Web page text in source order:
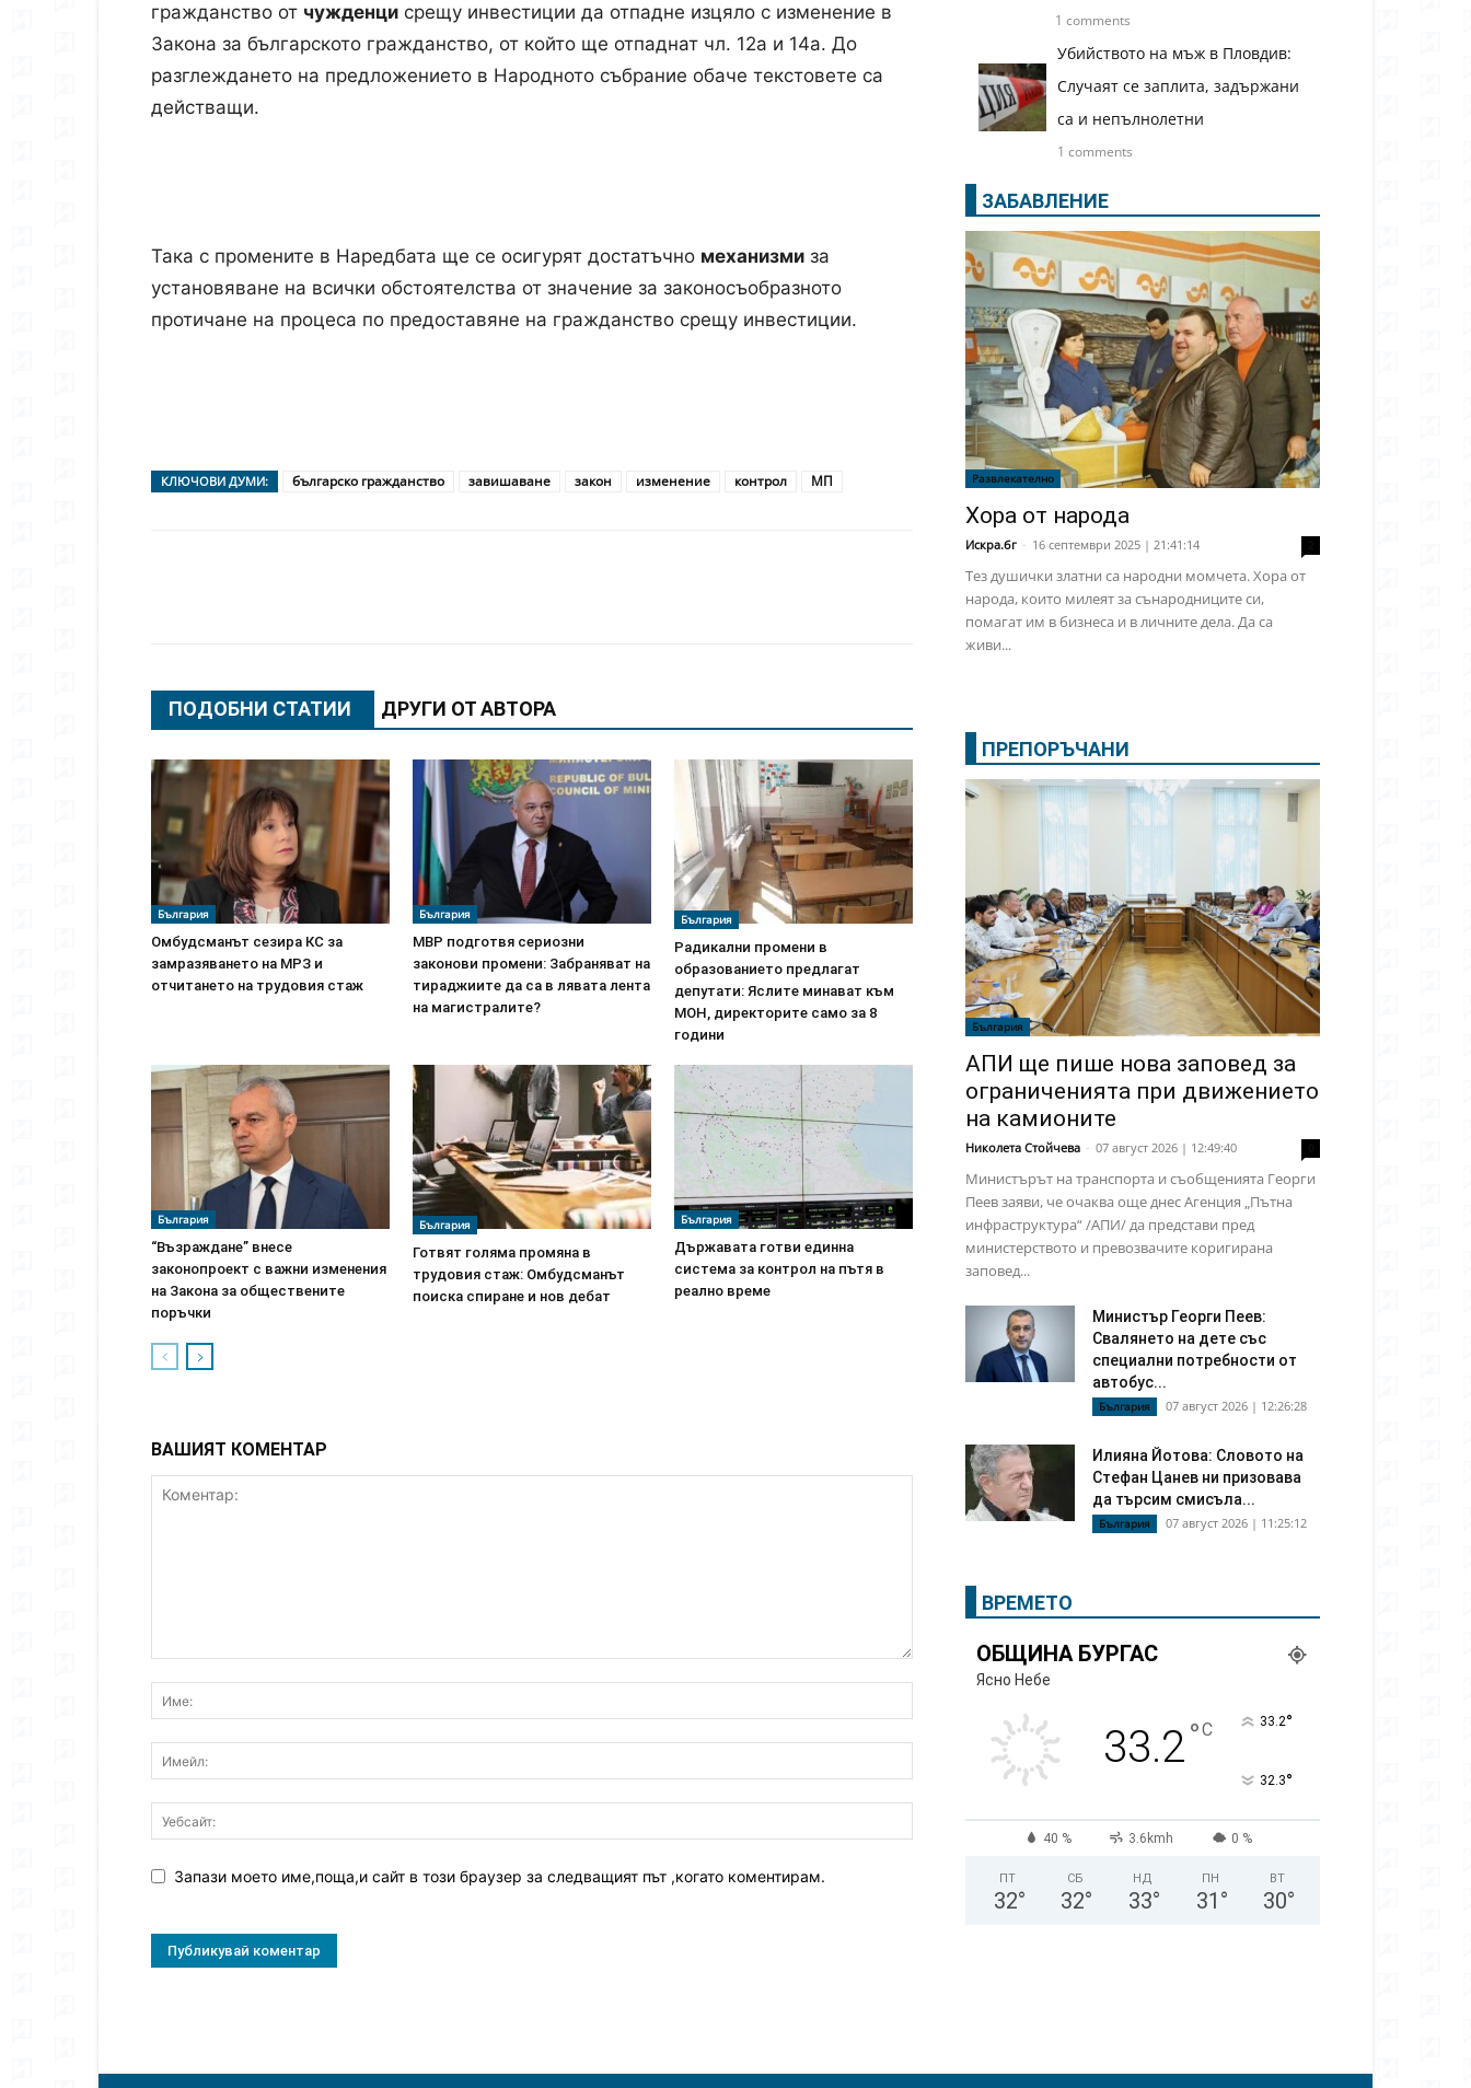
гражданство от чужденци срещу инвестиции да отпадне изцяло с изменение в
Закона за българското гражданство, от който ще отпаднат чл. 12а и 14а. До
разглеждането на предложението в Народното събрание обаче текстовете са
действащи.
Така с промените в Наредбата ще се осигурят достатъчно механизми за
установяване на всички обстоятелства от значение за законосъобразното
протичане на процеса по предоставяне на гражданство срещу инвестиции.
КЛЮЧОВИ ДУМИ: българско гражданство завишаване закон изменение контрол МП
ПОДОБНИ СТАТИИ ДРУГИ ОТ АВТОРА
България
Омбудсманът сезира КС за
замразяването на МРЗ и
отчитането на трудовия стаж
България
МВР подготвя сериозни
законови промени: Забраняват на
тираджиите да са в лявата лента
на магистралите?
България
Радикални промени в
образованието предлагат
депутати: Яслите минават към
МОН, директорите само за 8
години
България
“Възраждане” внесе
законопроект с важни изменения
на Закона за обществените
поръчки
България
Готвят голяма промяна в
трудовия стаж: Омбудсманът
поиска спиране и нов дебат
България
Държавата готви единна
система за контрол на пътя в
реално време
ВАШИЯТ КОМЕНТАР
Запази моето име,поща,и сайт в този браузер за следващият път ,когато коментирам.
1 comments
Убийството на мъж в Пловдив:
Случаят се заплита, задържани
са и непълнолетни
1 comments
ЗАБАВЛЕНИЕ
Развлекателно
Хора от народа
Искра.бг - 16 септември 2025 | 21:41:14
Тез душички златни са народни момчета. Хора от
народа, които милеят за сънародниците си,
помагат им в бизнеса и в личните дела. Да са
живи...
ПРЕПОРЪЧАНИ
България
АПИ ще пише нова заповед за
ограниченията при движението
на камионите
Николета Стойчева - 07 август 2026 | 12:49:40
Министърът на транспорта и съобщенията Георги
Пеев заяви, че очаква още днес Агенция „Пътна
инфраструктура“ /АПИ/ да представи пред
министерството и превозвачите коригирана
заповед...
Министър Георги Пеев:
Свалянето на дете със
специални потребности от
автобус...
България 07 август 2026 | 12:26:28
Илияна Йотова: Словото на
Стефан Цанев ни призовава
да търсим смисъла...
България 07 август 2026 | 11:25:12
ВРЕМЕТО
ОБЩИНА БУРГАС
Ясно Небе
33.2°C 33.2°
32.3°
40 % 3.6kmh 0 %
ПТ
32°
СБ
32°
НД
33°
ПН
31 °
ВТ
30°